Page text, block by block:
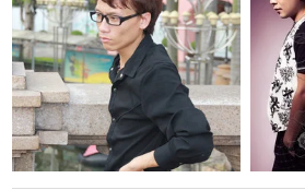
唱点播:27次
唱点